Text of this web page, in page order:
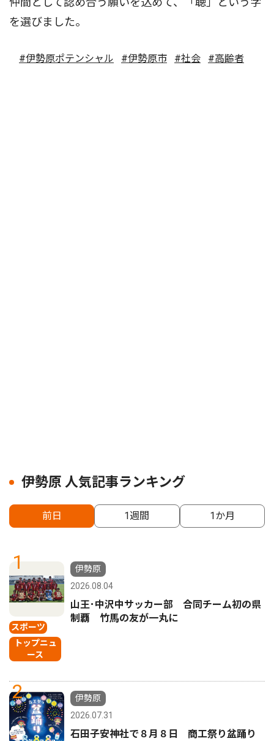
を選びました。
#伊勢原ポテンシャル #伊勢原市 #社会 #高齢者
伊勢原 人気記事ランキング
前日 1週間 1か月
1
スポーツ
トップニュ
ース
伊勢原
2026.08.04
山王･中沢中サッカー部 合同チーム初の県
制覇 竹馬の友が一丸に
2
伊勢原
2026.07.31
石田子安神社で８月８日 商工祭り盆踊り